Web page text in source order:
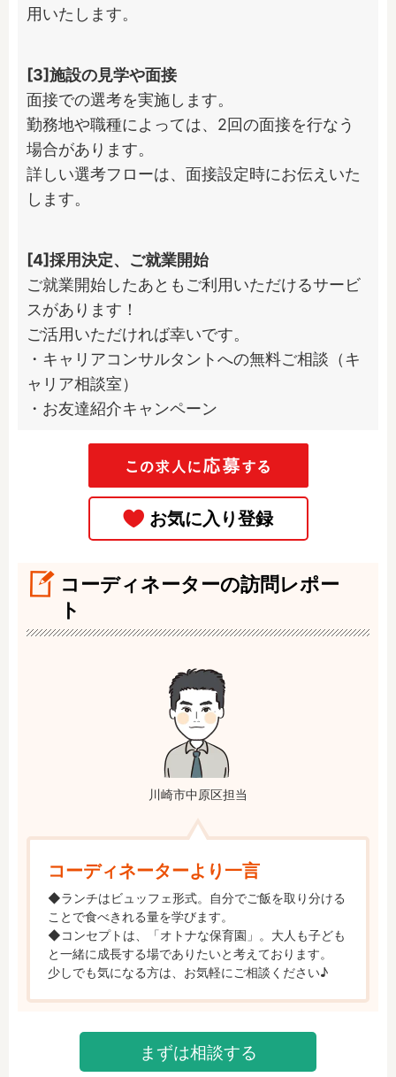
用いたします。
[3]施設の見学や面接
面接での選考を実施します。
勤務地や職種によっては、2回の面接を行なう
場合があります。
詳しい選考フローは、面接設定時にお伝えいた
します。
[4]採用決定、ご就業開始
ご就業開始したあともご利用いただけるサービ
スがあります！
ご活用いただければ幸いです。
・キャリアコンサルタントへの無料ご相談（キ
ャリア相談室）
・お友達紹介キャンペーン
コーディネーターの訪問レポー
ト
川崎市中原区担当
コーディネーターより一言
◆ランチはビュッフェ形式。自分でご飯を取り分ける
ことで食べきれる量を学びます。
◆コンセプトは、「オトナな保育園」。大人も子ども
と一緒に成長する場でありたいと考えております。
少しでも気になる方は、お気軽にご相談ください♪
まずは相談する